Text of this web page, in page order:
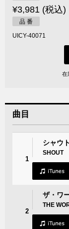
¥3,981 (税込)
品 番
UICY-40071
在
曲目
1
シャウト
SHOUT
2
ザ・ワ
THE